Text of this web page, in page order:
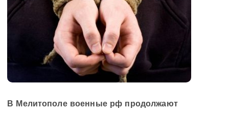
В Мелитополе военные рф продолжают